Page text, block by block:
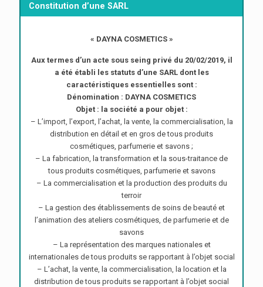
Constitution d’une SARL
« DAYNA COSMETICS »
Aux termes d’un acte sous seing privé du 20/02/2019, il
a été établi les statuts d’une SARL dont les
caractéristiques essentielles sont :
Dénomination : DAYNA COSMETICS
Objet : la société a pour objet :
– L’import, l’export, l’achat, la vente, la commercialisation, la
distribution en détail et en gros de tous produits
cosmétiques, parfumerie et savons ;
– La fabrication, la transformation et la sous-traitance de
tous produits cosmétiques, parfumerie et savons
– La commercialisation et la production des produits du
terroir
– La gestion des établissements de soins de beauté et
l’animation des ateliers cosmétiques, de parfumerie et de
savons
– La représentation des marques nationales et
internationales de tous produits se rapportant à l’objet social
– L’achat, la vente, la commercialisation, la location et la
distribution de tous produits se rapportant à l’objet social